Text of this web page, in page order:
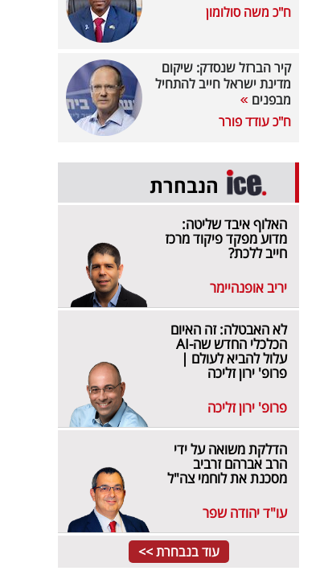
ח"כ משה סולומון
קיר הברזל שנסדק: שיקום
מדינת ישראל חייב להתחיל
מבפנים
ח"כ עודד פורר
הנבחרת
האלוף איבד שליטה:
מדוע מפקד פיקוד מרכז
חייב ללכת?
יריב אופנהיימר
לא האבטלה: זה האיום
הכלכלי החדש שה-AI
עלול להביא לעולם |
פרופ' ירון זליכה
פרופ' ירון זליכה
הדלקת משואה על ידי
הרב אברהם זרביב
מסכנת את לוחמי צה"ל
עו"ד יהודה שפר
עוד בנבחרת >>